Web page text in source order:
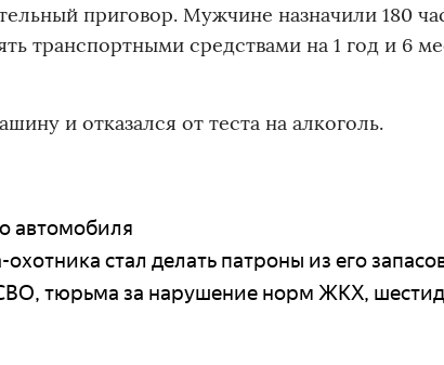
приговор. Мужчине назначили 180
транспортными средствами на 1 год и 6
и отказался от теста на алкоголь.
автомобиля
стал делать патроны из его
тюрьма за нарушение норм ЖКХ,